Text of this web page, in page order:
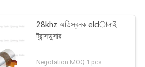
28khz অতিস্বনক eldালাই
ট্রান্সডুসার
Negotation MOQ:1 pcs